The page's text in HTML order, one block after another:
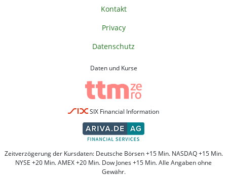
Kontakt
Privacy
Datenschutz
Daten und Kurse
SIX Financial Information
Zeitverzögerung der Kursdaten: Deutsche Börsen +15 Min. NASDAQ +15 Min.
NYSE +20 Min. AMEX +20 Min. Dow Jones +15 Min. Alle Angaben ohne
Gewähr.